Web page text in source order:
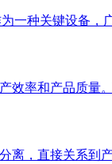
一种关键设备
率和产品质量
，直接关系到